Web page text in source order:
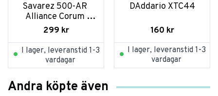
Savarez 500-AR
Alliance Corum
Normal Tension
299 kr
I lager, leveranstid 1-3
vardagar
DAddario XTC44
160 kr
I lager, leveranstid 1-3
vardagar
Andra köpte även